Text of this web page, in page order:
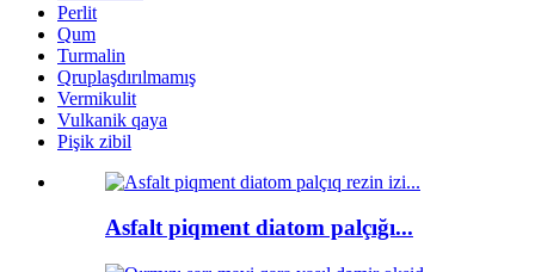
Perlit
Qum
Turmalin
Qruplaşdırılmamış
Vermikulit
Vulkanik qaya
Pişik zibil
Asfalt piqment diatom palçığı...